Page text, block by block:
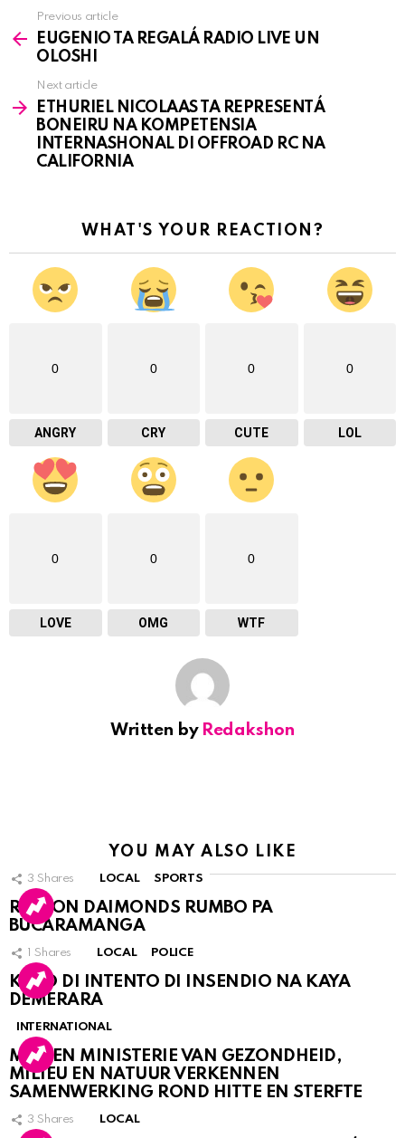
more
Previous article
EUGENIO TA REGALÁ RADIO LIVE UN
OLOSHI
Next article
ETHURIEL NICOLAAS TA REPRESENTÁ
BONEIRU NA KOMPETENSIA
INTERNASHONAL DI OFFROAD RC NA
CALIFORNIA
WHAT'S YOUR REACTION?
0
ANGRY
0
CRY
0
CUTE
0
LOL
0
LOVE
0
OMG
0
WTF
Written by Redakshon
YOU MAY ALSO LIKE
3 Shares LOCAL SPORTS
RINCON DAIMONDS RUMBO PA
BUCARAMANGA
1 Shares LOCAL POLICE
KASO DI INTENTO DI INSENDIO NA KAYA
DEMERARA
INTERNATIONAL
MDC EN MINISTERIE VAN GEZONDHEID,
MILIEU EN NATUUR VERKENNEN
SAMENWERKING ROND HITTE EN STERFTE
3 Shares LOCAL